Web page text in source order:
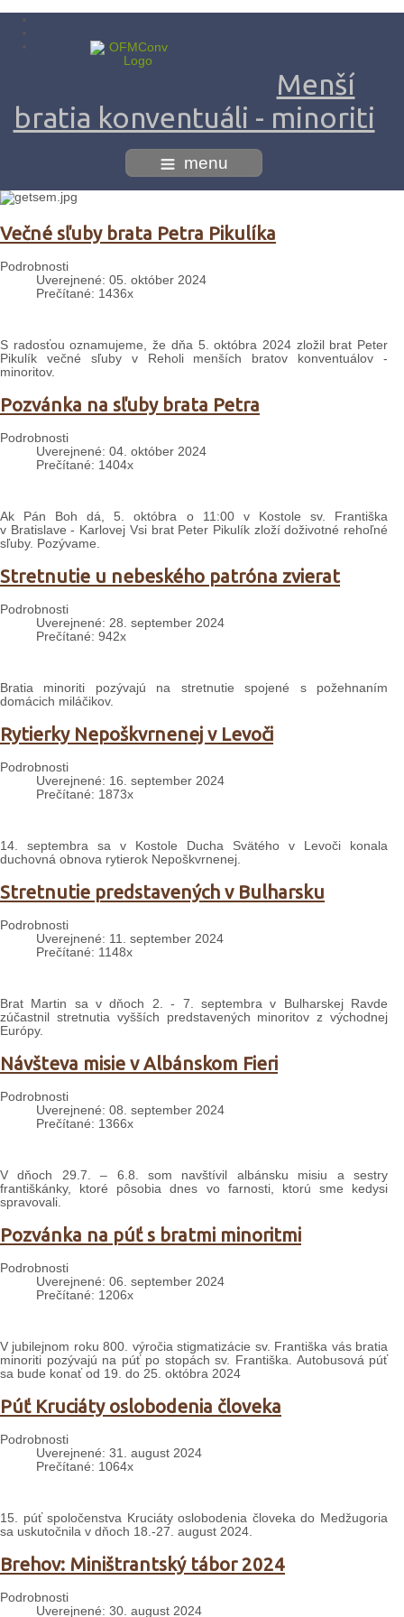
Menší
bratia konventuáli - minoriti
menu
Večné sľuby brata Petra Pikulíka
Podrobnosti
Uverejnené: 05. október 2024
Prečítané: 1436x
S radosťou oznamujeme, že dňa 5. októbra 2024 zložil brat Peter
Pikulík večné sľuby v Reholi menších bratov konventuálov -
minoritov.
Pozvánka na sľuby brata Petra
Podrobnosti
Uverejnené: 04. október 2024
Prečítané: 1404x
Ak Pán Boh dá, 5. októbra o 11:00 v Kostole sv. Františka
v Bratislave - Karlovej Vsi brat Peter Pikulík zloží doživotné rehoľné
sľuby. Pozývame.
Stretnutie u nebeského patróna zvierat
Podrobnosti
Uverejnené: 28. september 2024
Prečítané: 942x
Bratia minoriti pozývajú na stretnutie spojené s požehnaním
domácich miláčikov.
Rytierky Nepoškvrnenej v Levoči
Podrobnosti
Uverejnené: 16. september 2024
Prečítané: 1873x
14. septembra sa v Kostole Ducha Svätého v Levoči konala
duchovná obnova rytierok Nepoškvrnenej.
Stretnutie predstavených v Bulharsku
Podrobnosti
Uverejnené: 11. september 2024
Prečítané: 1148x
Brat Martin sa v dňoch 2. - 7. septembra v Bulharskej Ravde
zúčastnil stretnutia vyšších predstavených minoritov z východnej
Európy.
Návšteva misie v Albánskom Fieri
Podrobnosti
Uverejnené: 08. september 2024
Prečítané: 1366x
V dňoch 29.7. – 6.8. som navštívil albánsku misiu a sestry
františkánky, ktoré pôsobia dnes vo farnosti, ktorú sme kedysi
spravovali.
Pozvánka na púť s bratmi minoritmi
Podrobnosti
Uverejnené: 06. september 2024
Prečítané: 1206x
V jubilejnom roku 800. výročia stigmatizácie sv. Františka vás bratia
minoriti pozývajú na púť po stopách sv. Františka. Autobusová púť
sa bude konať od 19. do 25. októbra 2024
Púť Kruciáty oslobodenia človeka
Podrobnosti
Uverejnené: 31. august 2024
Prečítané: 1064x
15. púť spoločenstva Kruciáty oslobodenia človeka do Medžugoria
sa uskutočnila v dňoch 18.-27. august 2024.
Brehov: Miništrantský tábor 2024
Podrobnosti
Uverejnené: 30. august 2024